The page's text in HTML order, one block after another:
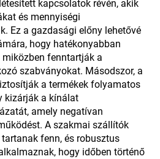
kapcsolatok révén, akik
és mennyiségi
Ez a gazdasági előny lehetővé
hogy hatékonyabban
fenntartják a
szabványokat. Másodszor, a
a termékek folyamatos
kizárják a kínálat
amely negatívan
A szakmai szállítók
fenn, és robusztus
hogy időben történő